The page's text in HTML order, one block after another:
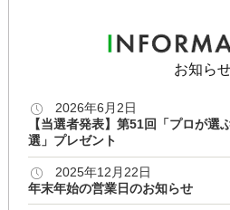
お知ら
2026年6月2日
【当選者発表】第51回「プロが選
選」プレゼント
2025年12月22日
年末年始の営業日のお知らせ